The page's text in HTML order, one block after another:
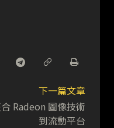
下一篇文章
Radeon 圖像技術
到流動平台